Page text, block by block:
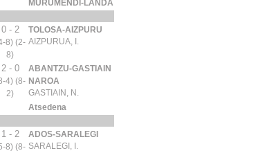
MURUMENDI-LANDA
0 - 2
8) (2-
8)
TOLOSA-AIZPURU
AIZPURUA, I.
2 - 0
4) (8-
2)
ABANTZU-GASTIAIN
NAROA
GASTIAIN, N.
Atsedena
1 - 2
8) (8-
ADOS-SARALEGI
SARALEGI, I.